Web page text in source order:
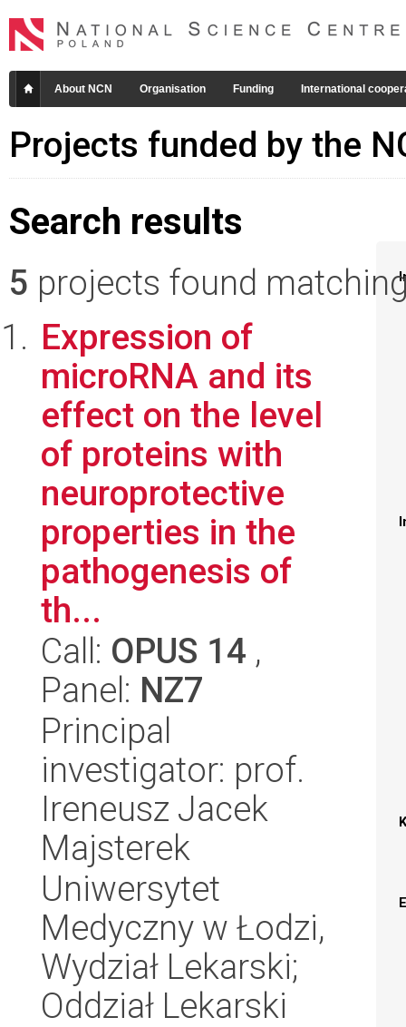
About NCN Organisation Funding International
Projects funded by the
Search results
5 projects found
Expression of
microRNA and its
effect on the level
of proteins with
neuroprotective
properties in the
pathogenesis of
th...
Call: OPUS 14 ,
Panel: NZ7
Principal
investigator: prof.
Ireneusz Jacek
Majsterek
Uniwersytet
Medyczny w Łodzi,
Wydział Lekarski;
Oddział Lekarski